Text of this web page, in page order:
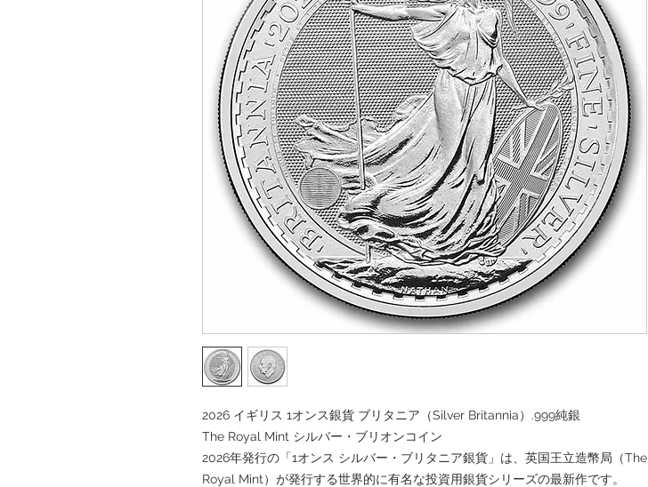
2026 イギリス 1オンス銀貨 ブリタニア（Silver Britannia）.999純銀
The Royal Mint シルバー・ブリオンコイン
2026年発行の「1オンス シルバー・ブリタニア銀貨」は、英国王立造幣局（The
Royal Mint）が発行する世界的に有名な投資用銀貨シリーズの最新作です。